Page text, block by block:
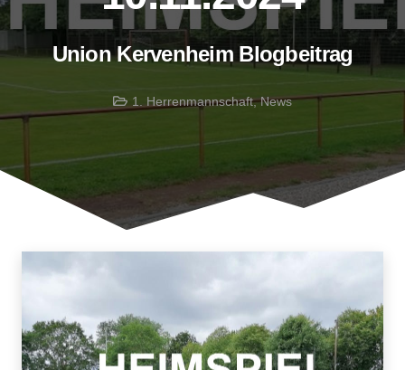
Union Kervenheim Blogbeitrag
1. Herrenmannschaft,News